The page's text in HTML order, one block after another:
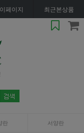
페이지 최근본상품
란 서양란